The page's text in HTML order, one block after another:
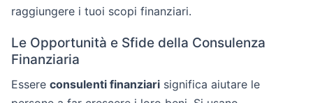
raggiungere i tuoi scopi finanziari.
Le Opportunità e Sfide della Consulenza
Finanziaria
Essere consulenti finanziari significa aiutare le